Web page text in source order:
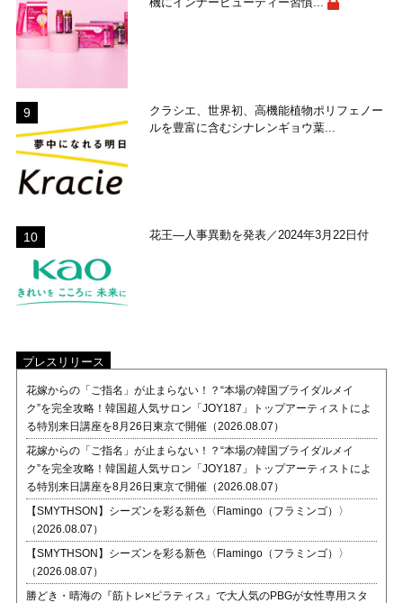
クラシエ、世界初、高機能植物ポリフェノー
ルを豊富に含むシナレンギョウ葉...
花王―人事異動を発表／2024年3月22日付
プレスリリース
花嫁からの「ご指名」が止まらない！？“本場の韓国ブライダルメイ
ク”を完全攻略！韓国超人気サロン「JOY187」トップアーティストによ
る特別来日講座を8月26日東京で開催（2026.08.07）
花嫁からの「ご指名」が止まらない！？“本場の韓国ブライダルメイ
ク”を完全攻略！韓国超人気サロン「JOY187」トップアーティストによ
る特別来日講座を8月26日東京で開催（2026.08.07）
【SMYTHSON】シーズンを彩る新色〈Flamingo（フラミンゴ）〉
（2026.08.07）
【SMYTHSON】シーズンを彩る新色〈Flamingo（フラミンゴ）〉
（2026.08.07）
勝どき・晴海の『筋トレ×ピラティス』で大人気のPBGが女性専用スタ